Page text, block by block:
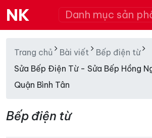
NK Danh mục sản
Trang chủ Bài viết
Bếp điện từ
Sửa Bếp Điện Từ - Sửa Bếp Hồng
Quận Bình Tân
Bếp điện từ